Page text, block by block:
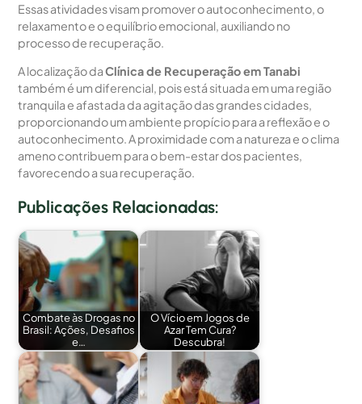
Essas atividades visam promover o autoconhecimento, o
relaxamento e o equilíbrio emocional, auxiliando no
processo de recuperação.
A localização daClínica de Recuperação em Tanabi
também é um diferencial, pois está situada em uma região
tranquila e afastada da agitação das grandes cidades,
proporcionando um ambiente propício para a reflexão e o
autoconhecimento. A proximidade com a natureza e o clima
ameno contribuem para o bem-estar dos pacientes,
favorecendo a sua recuperação.
Publicações Relacionadas:
Combate às Drogas no
Brasil: Ações, Desafios
e…
O Vício em Jogos de
Azar Tem Cura?
Descubra!